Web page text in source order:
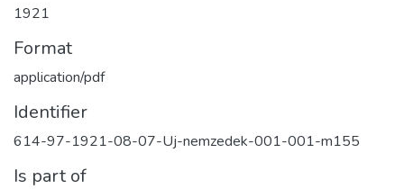
1921
Format
application/pdf
Identifier
614-97-1921-08-07-Uj-nemzedek-001-001-m155
Is part of